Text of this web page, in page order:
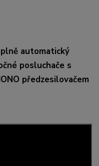
automatický
posluchače s
předzesilovačem